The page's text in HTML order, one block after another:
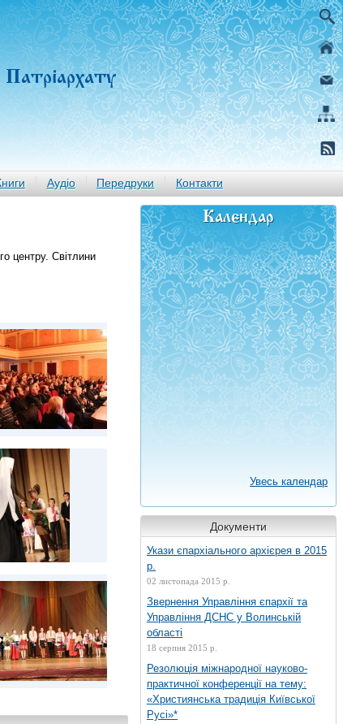
Патріархату
Аудіо Передруки Контакти
центру. Світлини
Календар
Увесь календар
Документи
Укази єпархіального архієрея в 2015
р.
02 листопада 2015 р.
Звернення Управління єпархії та
Управління ДСНС у Волинській
області
18 серпня 2015 р.
Резолюція міжнародної науково-
практичної конференції на тему:
«Християнська традиція Київської
Русі»*